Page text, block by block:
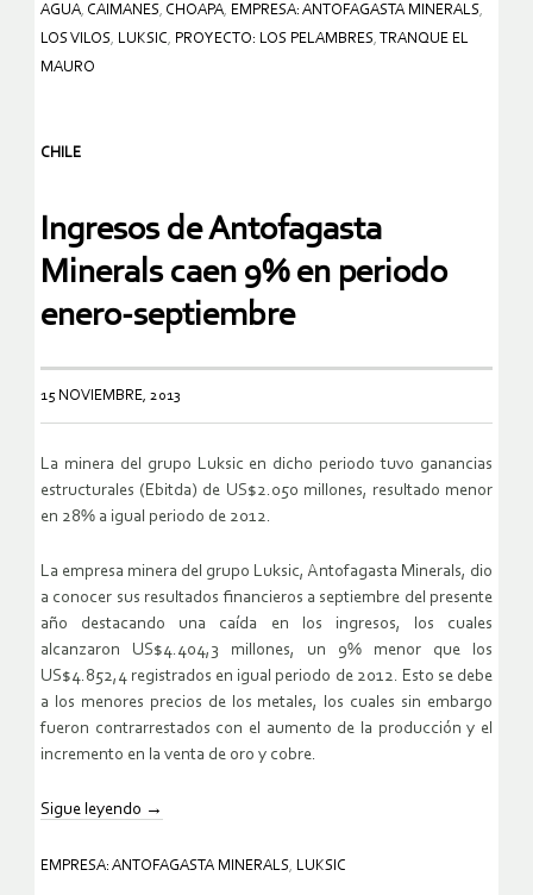
AGUA, CAIMANES, CHOAPA, EMPRESA: ANTOFAGASTA MINERALS,
LOS VILOS, LUKSIC, PROYECTO: LOS PELAMBRES, TRANQUE EL
MAURO
CHILE
Ingresos de Antofagasta
Minerals caen 9% en periodo
enero-septiembre
15 NOVIEMBRE, 2013
La minera del grupo Luksic en dicho periodo tuvo ganancias
estructurales (Ebitda) de US$2.050 millones, resultado menor
en 28% a igual periodo de 2012.
La empresa minera del grupo Luksic, Antofagasta Minerals, dio
a conocer sus resultados financieros a septiembre del presente
año destacando una caída en los ingresos, los cuales
alcanzaron US$4.404,3 millones, un 9% menor que los
US$4.852,4 registrados en igual periodo de 2012. Esto se debe
a los menores precios de los metales, los cuales sin embargo
fueron contrarrestados con el aumento de la producción y el
incremento en la venta de oro y cobre.
Sigue leyendo →
EMPRESA: ANTOFAGASTA MINERALS, LUKSIC